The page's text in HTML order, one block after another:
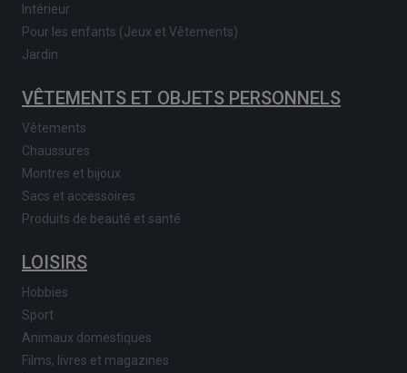
Intérieur
Pour les enfants (Jeux et Vêtements)
Jardin
VÊTEMENTS ET OBJETS PERSONNELS
Vêtements
Chaussures
Montres et bijoux
Sacs et accessoires
Produits de beauté et santé
LOISIRS
Hobbies
Sport
Animaux domestiques
Films, livres et magazines